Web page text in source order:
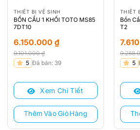
THIẾT BỊ VỆ SINH
BỒN CẦU 1 KHỐI TOTO MS85
7DT10
9.101.000₫
Giá
là:
9.101.000 ₫.
6.150.000 ₫
Giá
tại
6.150.000 ₫.
5 Đã bán: 39
Xem Chi Tiết
Thêm Vào Giỏ Hàng
THIẾT
Bồn
T2
Giá
là:
Giá
tại
5